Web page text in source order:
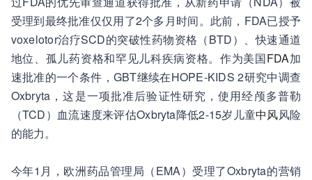
受理到最终批准仅仅用了2个多月时间。此前，FDA已授予
voxelotor治疗SCD的突破性药物资格（BTD）、快速通道
地位、孤儿药资格和罕见儿科疾病资格。作为美国FDA加
速批准的一个条件，GBT继续在HOPE-KIDS 2研究中调查
Oxbryta，这是一项批准后验证性研究，使用经颅多普勒
（TCD）血流速度来评估Oxbryta降低2-15岁儿童中风风险
的能力。
今年1月，欧洲药品管理局（EMA）受理了Oxbryta的营销